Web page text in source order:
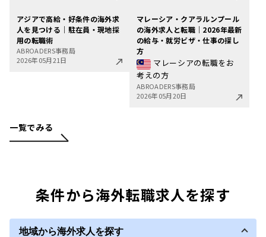
アジアで高給・好条件の海外求
人を見つける｜駐在員・現地採
用の転職術
ABROADERS事務局
2026年05月21日
マレーシア・クアラルンプール
の海外求人と転職｜2026年最新
の給与・就労ビザ・仕事の探し
方
マレーシアの転職をお
考えの方
ABROADERS事務局
2026年05月20日
一覧でみる
条件から海外転職求人を探す
地域から海外求人を探す